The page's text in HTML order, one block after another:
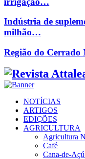
Indústria de
milhão…
Região do
Facebook
Twitter
Instagram
Linkedin
Youtube
Email
NOTÍCIAS
ARTIGOS
EDIÇÕES
AGRICULTURA
Agricultura
Café
Cana-de-